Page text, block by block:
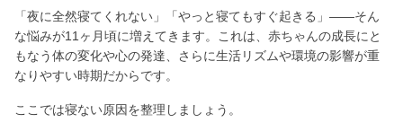
「夜に全然寝てくれない」「やっと寝てもすぐ起きる」——そん
な悩みが11ヶ月頃に増えてきます。これは、赤ちゃんの成長にと
もなう体の変化や心の発達、さらに生活リズムや環境の影響が重
なりやすい時期だからです。
ここでは寝ない原因を整理しましょう。